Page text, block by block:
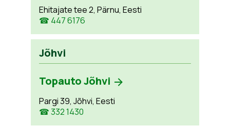
Ehitajate tee 2, Pärnu, Eesti
☎ 447 6176
Jõhvi
Topauto Jõhvi
Pargi 39, Jõhvi, Eesti
☎ 332 1430